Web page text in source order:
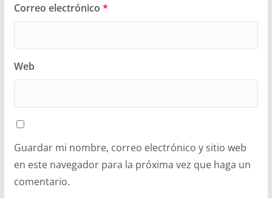
Correo electrónico *
Web
Guardar mi nombre, correo electrónico y sitio web
en este navegador para la próxima vez que haga un
comentario.